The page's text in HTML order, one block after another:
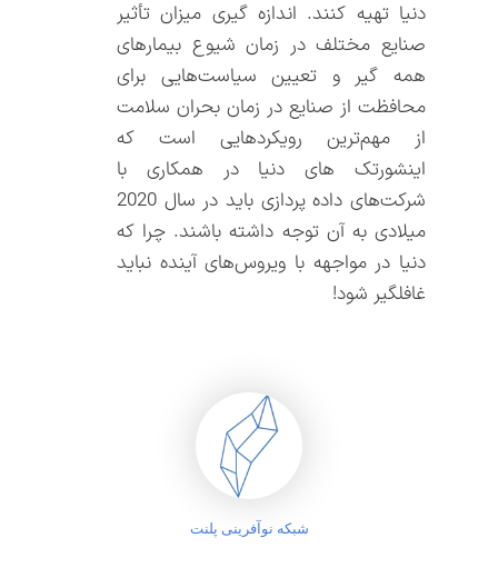
دنیا تهیه کنند. اندازه گیری میزان تأثیر
صنایع مختلف در زمان شیوع بیمارهای
همه گیر و تعیین سیاست‌هایی برای
محافظت از صنایع در زمان بحران سلامت
از مهم‌ترین رویکردهایی است که
اینشورتک های دنیا در همکاری با
شرکت‌های داده پردازی باید در سال 2020
میلادی به آن توجه داشته باشند. چرا که
دنیا در مواجهه با ویروس‌های آینده نباید
غافلگیر شود!
شبکه نوآفرینی پلنت